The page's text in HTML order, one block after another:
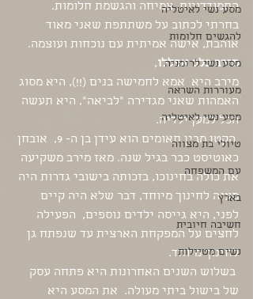
מסע נשי לאיטליה
להגשים חלומות
מסע נשי לרומניה
מעוררות השראה
מסע נשי לאיטליה
טיולי בת מצווה
עם המשפחה
בארץ
חשיבה חיובית
נשים מטיילות
התמודדויות, צמיחה והגשמת חלומות.
בחרתי לכתוב על משתתפת שאני מאוד
אוהבת, אישה אמיתית עם נוכחות ועוצמה.
מירב כלב אפללו,
מירב היא  אמא לחמישה בנים (!!), היא מסוג
האמהות שאני מגדירה ״לביאה״, היא תעשה
הכל למען ילדיה.
הקטן מבין תאומים הוא עידן בן ה- 9,  אובחן
כאוטיסט כבר בגיל שנה. מאז מירב משקיעה
את כולה בחינוכו, בזכותה בישובי גדרות היה
מענה לחינוך מיוחד, דבר שלא היה קיים
לפני, היא גייסה ילדים נוספים,  הפעילה
לחצים על המפקחת הארצית עד שנפתח גן
לחינוך מיוחד.
בשלוש השנים האחרונות היא פתחה עסק
של בישול ביתי מעולה.  את המסע היא